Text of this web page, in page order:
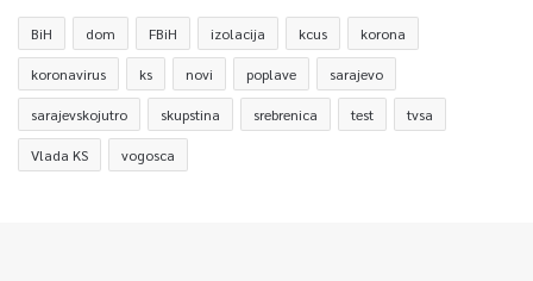
BiH dom FBiH izolacija kcus korona
koronavirus ks novi poplave sarajevo
sarajevskojutro skupstina srebrenica test tvsa
Vlada KS vogosca